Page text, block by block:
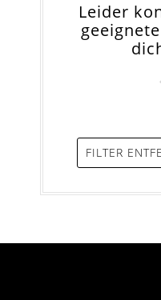
Leider
FILTER